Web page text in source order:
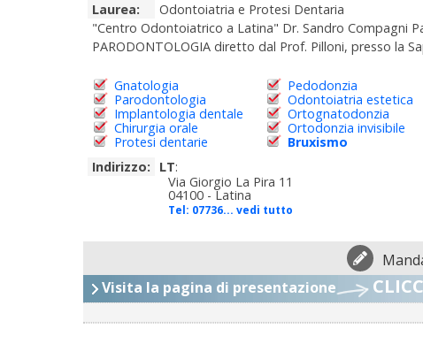
Laurea:
Odontoiatria e Protesi Dentaria
"Centro Odontoiatrico a Latina" Dr. Sandro Compagni
PARODONTOLOGIA diretto dal Prof. Pilloni, presso la
Gnatologia
Parodontologia
Implantologia dentale
Chirurgia orale
Protesi dentarie
Pedodonzia
Odontoiatria estetica
Ortognatodonzia
Ortodonzia invisibile
Bruxismo
Indirizzo:
LT:
Via Giorgio La Pira 11
04100 - Latina
Tel: 07736... vedi tutto
Visita la pagina di presentazione